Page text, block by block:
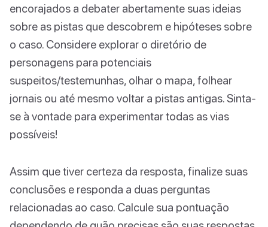
encorajados a debater abertamente suas ideias
sobre as pistas que descobrem e hipóteses sobre
o caso. Considere explorar o diretório de
personagens para potenciais
suspeitos/testemunhas, olhar o mapa, folhear
jornais ou até mesmo voltar a pistas antigas. Sinta-
se à vontade para experimentar todas as vias
possíveis!
Assim que tiver certeza da resposta, finalize suas
conclusões e responda a duas perguntas
relacionadas ao caso. Calcule sua pontuação